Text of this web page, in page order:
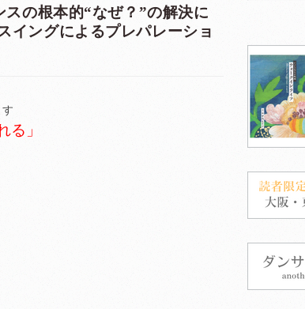
の根本的“なぜ？”の解決に
ングによるプレパレーショ
る」